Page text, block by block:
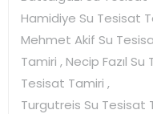
Hamidiye Su Tesisat
Mehmet Akif Su
Tamiri , Necip Fazıl
Tesisat Tamiri ,
Turgutreis Su Tesisat